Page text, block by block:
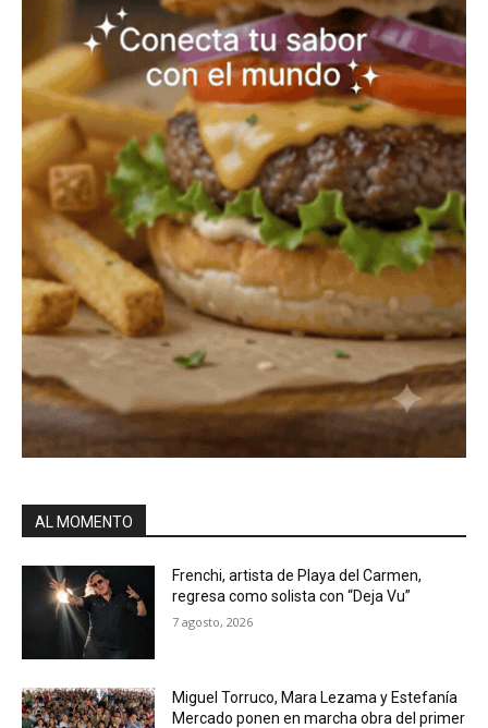
AL MOMENTO
Frenchi, artista de Playa del Carmen,
regresa como solista con “Deja Vu”
7 agosto, 2026
Miguel Torruco, Mara Lezama y Estefanía
Mercado ponen en marcha obra del primer